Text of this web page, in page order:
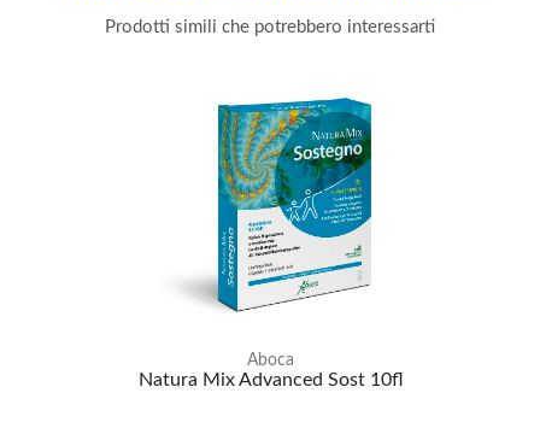
Prodotti simili che potrebbero interessarti
Aboca
Natura Mix Advanced Sost 10fl